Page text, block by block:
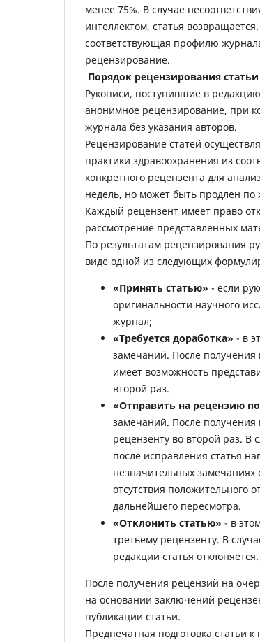
менее 75%. В случае
интеллектом, статья
соответствующая профилю
рецензирование.
Порядок рецензирования статьи
Рукописи, поступившие в
анонимное рецензирование, при
журнала без указания авторов.
Рецензирование статей
практики здравоохранения из
конкретного рецензента для
недель, но может быть продлен
Каждый рецензент имеет право
рассмотрение представленных
По результатам рецензирования
виде одной из следующих
«Принять статью» - если
оригинальности научного
журнал;
«Требуется доработка» - в
замечаний. После получения
имеет возможность
второй раз.
«Отправить на рецензию
замечаний. После получения
рецензенту во второй раз. В
после исправления статья
незначительных замечаниях
отсутствия положительного
дальнейшего пересмотра.
«Отклонить статью» - в
третьему рецензенту. В
редакции статья отклоняется.
После получения рецензий на
на основании заключений
публикации статьи.
Предпечатная подготовка статьи